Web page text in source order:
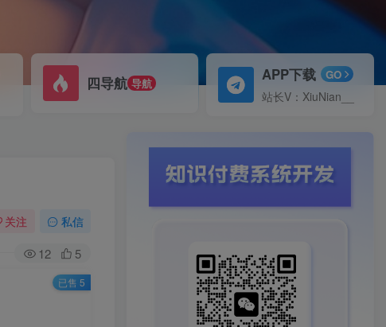
四导航 导航 APP下载 GO
站长V：XiuNian__
关注 私信
12 5
已售 5